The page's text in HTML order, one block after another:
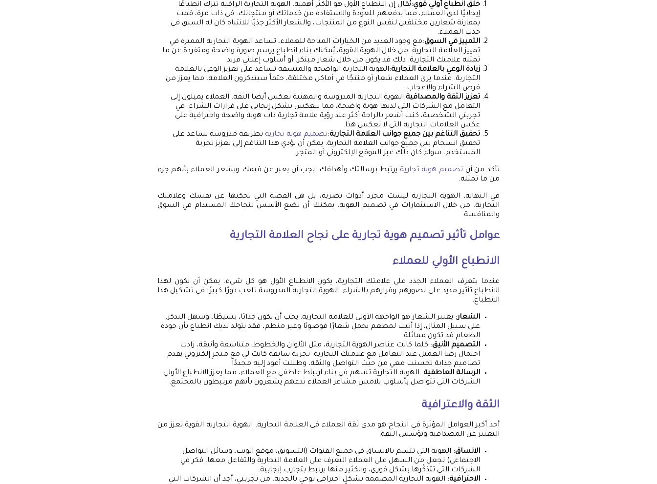
خلق انطباع أولي قوي:يُقال إن الانطباع الأول هو الأكثر أهمية. الهوية التجارية الراقية تترك انطباعًا
إيجابيًا لدى العملاء، مما يدفعهم للعودة والاستفادة من خدماتك أو منتجاتك. في ذات مرة، قمت
بمقارنة شعارين مختلفين لنفس النوع من المنتجات، والشعار الأكثر جذبًا للانتباه كان له السبق في
جذب العملاء.
التمييز في السوق:مع وجود العديد من الخيارات المتاحة للعملاء، تساعد الهوية التجارية المميزة في
تمييز العلامة التجارية. من خلال الهوية القوية، يُمكنك بناء انطباع يرسم صورة واضحة ومتفردة عن ما
تمثله علامتك التجارية. ذلك قد يكون من خلال شعار مبتكر، أو أسلوب إعلاني فريد.
زيادة الوعي بالعلامة التجارية:الهوية التجارية الواضحة والمتسقة تساعد على تعزيز الوعي بالعلامة
التجارية. عندما يرى العملاء شعار أو منتجًا في أماكن مختلفة، حتماً سيتذكرون العلامة، مما يعزز من
فرص الشراء والإعجاب.
تعزيز الثقة والمصداقية:الهوية التجارية المدروسة والمهنية تعكس أيضا الثقة. العملاء يميلون إلى
التعامل مع الشركات التي لديها هوية واضحة، مما ينعكس بشكل إيجابي على قرارات الشراء. في
تجربتي الشخصية، كنت أشعر بالراحة أكثر عند رؤية علامة تجارية ذات هوية واضحة واحترافية على
عكس العلامات التجارية التي لا تعكس هذا.
تحقيق التناغم بين جميع جوانب العلامة التجارية:تصميم هوية تجارية بطريقة مدروسة يساعد على
تحقيق انسجام بين جميع جوانب العلامة التجارية. يمكن أن يؤدي هذا التناغم إلى تعزيز تجربة
المستخدم، سواء كان ذلك عبر الموقع الإلكتروني أو المتجر.
تأكد من أن تصميم هوية تجارية يرتبط برسالتك وأهدافك. يجب أن يعبر عن قيمك ويشعر العملاء بأنهم جزء
من ما تمثله.
في النهاية، الهوية التجارية ليست مجرد أدوات بصرية، بل هي القصة التي تحكيها عن نفسك وعلامتك
التجارية. من خلال الاستثمارات في تصميم الهوية، يمكنك أن تضع الأسس لنجاحك المستدام في السوق
والمنافسة.
عوامل تأثير تصميم هوية تجارية على نجاح العلامة التجارية
الانطباع الأولي للعملاء
عندما يتعرف العملاء الجدد على علامتك التجارية، يكون الانطباع الأول هو كل شيء. يمكن أن يكون لهذا
الانطباع تأثير مديد على تصورهم وقرارهم بالشراء. الهوية التجارية المدروسة تلعب دورًا كبيرًا في تشكيل هذا
الانطباع.
الشعار: يعتبر الشعار هو الواجهة الأولى للعلامة التجارية. يجب أن يكون جذابًا، بسيطًا، وسهل التذكر.
على سبيل المثال، إذا أتيت لمطعم يحمل شعارًا فوضويًا وغير منظم، فقد يتولد لديك انطباع بأن جودة
الطعام قد تكون مماثلة.
التصميم الأنيق: كلما كانت عناصر الهوية التجارية، مثل الألوان والخطوط، متناسقة وأنيقة، زادت
احتمال رضا العميل عند التعامل مع علامتك التجارية. تجربة سابقة كانت لي مع متجرٍ إلكتروني يقدم
تصاميم جذابة تحسنت معي من حيث التواصل والثقة، وظللت أعود إليه مجددًا.
الرسالة العاطفية: الهوية التجارية تسهم في بناء ارتباط عاطفي مع العملاء، مما يعزز الانطباع الأولي.
الشركات التي تتواصل بأسلوب يلامس مشاعر العملاء تدعهم يشعرون بأنهم مرتبطون بالمجتمع.
الثقة والاعترافية
أحد أكبر العوامل المؤثرة في النجاح هو مدى ثقة العملاء في العلامة التجارية. الهوية التجارية القوية تعزز من
التعبير عن المصداقية وتؤسس الثقة.
الاتساق: الهوية التي تتسم بالاتساق في جميع القنوات (التسويق، موقع الويب، وسائل التواصل
الاجتماعي) تجعل من السهل على العملاء التعرف على العلامة التجارية والتفاعل معها. فكر في
الشركات التي تتذكّرها بشكل فورى، والكثير منها يرتبط بتجارب إيجابية.
الاحترافية: الهوية التجارية المصممة بشكل احترافي توحي بالجدية. من تجربتي، أجد أن الشركات التي